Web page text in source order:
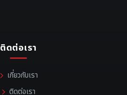
ติดต่อเรา
เกี่ยวกับเรา
ติดต่อเรา